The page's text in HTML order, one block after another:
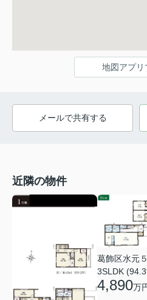
地図アプリ
メールで共有する
近隣の物件
葛飾区水元
3SLDK
4,890万